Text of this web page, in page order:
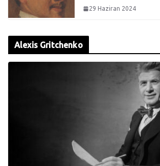
29 Haziran 2024
Alexis Gritchenko